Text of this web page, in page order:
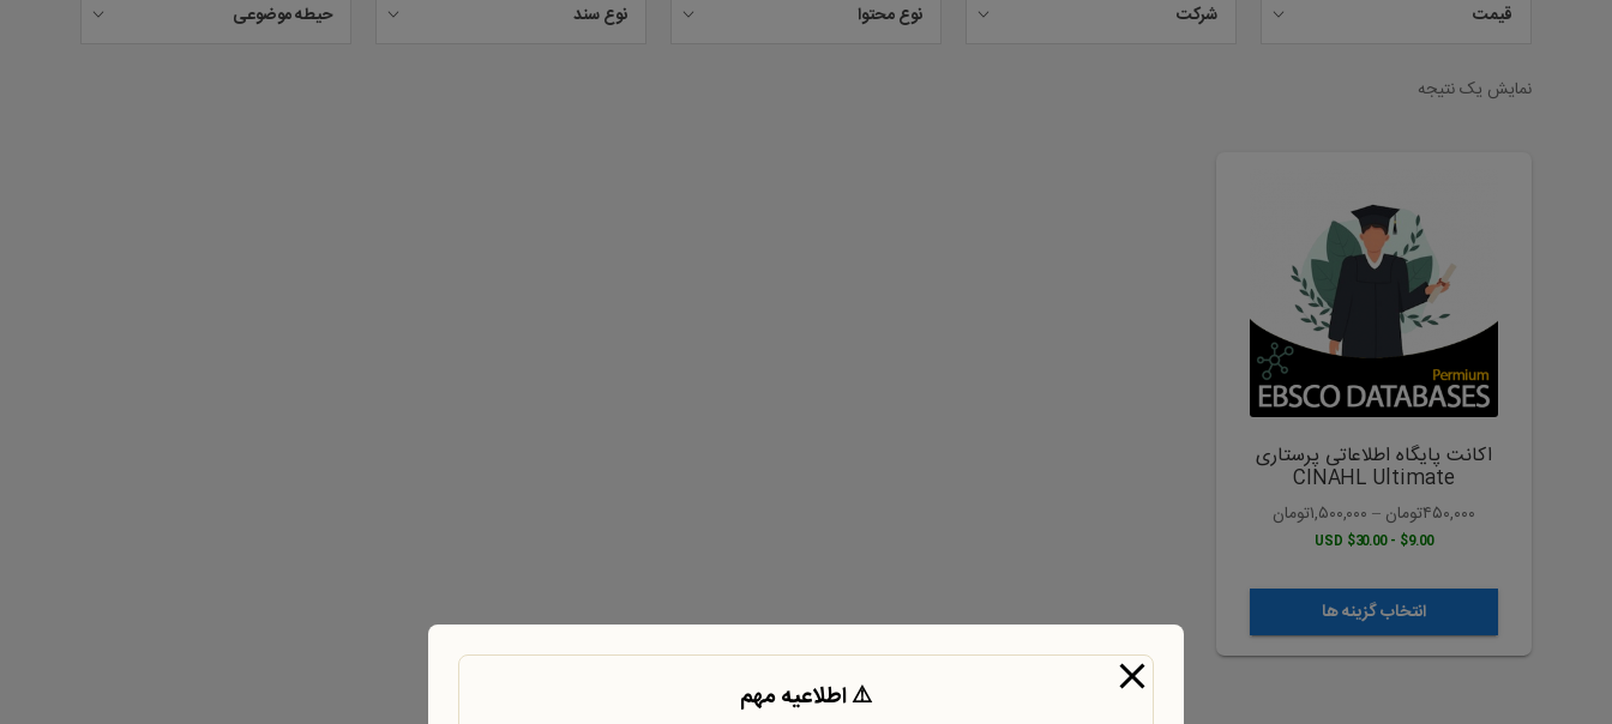
قیمت شرکت نوع محتوا نوع سند حیطه موضوعی
نمایش یک نتیجه
اکانت پایگاه اطلاعاتی پرستاری
CINAHL Ultimate
۴۵۰,۰۰۰تومان – ۱,۵۰۰,۰۰۰تومان
$9.00 - $30.00 USD
انتخاب گزینه ها
مختلفی
باشد.
گزینه
ها
ممکن
است
محصول
⚠️ اطلاعیه مهم